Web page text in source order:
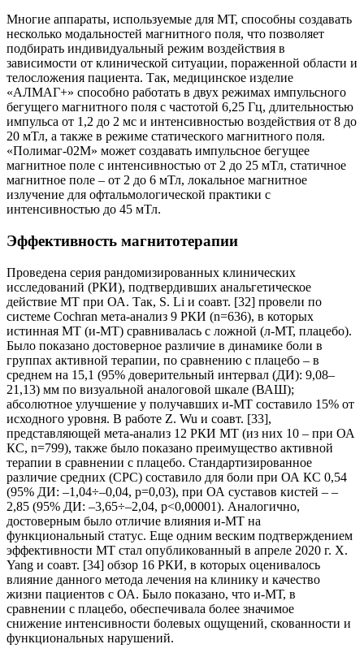
Многие аппараты, используемые для МТ, способны создавать
несколько модальностей магнитного поля, что позволяет
подбирать индивидуальный режим воздействия в
зависимости от клинической ситуации, пораженной области и
телосложения пациента. Так, медицинское изделие
«АЛМАГ+» способно работать в двух режимах импульсного
бегущего магнитного поля с частотой 6,25 Гц, длительностью
импульса от 1,2 до 2 мс и интенсивностью воздействия от 8 до
20 мТл, а также в режиме статического магнитного поля.
«Полимаг-02М» может создавать импульсное бегущее
магнитное поле с интенсивностью от 2 до 25 мТл, статичное
магнитное поле – от 2 до 6 мТл, локальное магнитное
излучение для офтальмологической практики с
интенсивностью до 45 мТл.
Эффективность магнитотерапии
Проведена серия рандомизированных клинических
исследований (РКИ), подтвердивших анальгетическое
действие МТ при ОА. Так, S. Li и соавт. [32] провели по
системе Cochran мета-анализ 9 РКИ (n=636), в которых
истинная МТ (и-МТ) сравнивалась с ложной (л-МТ, плацебо).
Было показано достоверное различие в динамике боли в
группах активной терапии, по сравнению с плацебо – в
среднем на 15,1 (95% доверительный интервал (ДИ): 9,08–
21,13) мм по визуальной аналоговой шкале (ВАШ);
абсолютное улучшение у получавших и-МТ составило 15% от
исходного уровня. В работе Z. Wu и соавт. [33],
представляющей мета-анализ 12 РКИ МТ (из них 10 – при ОА
КС, n=799), также было показано преимущество активной
терапии в сравнении с плацебо. Стандартизированное
различие средних (СРС) составило для боли при ОА КС 0,54
(95% ДИ: –1,04÷–0,04, p=0,03), при ОА суставов кистей – –
2,85 (95% ДИ: –3,65÷–2,04, p<0,00001). Аналогично,
достоверным было отличие влияния и-МТ на
функциональный статус. Еще одним веским подтверждением
эффективности МТ стал опубликованный в апреле 2020 г. Х.
Yang и соавт. [34] обзор 16 РКИ, в которых оценивалось
влияние данного метода лечения на клинику и качество
жизни пациентов с ОА. Было показано, что и-МТ, в
сравнении с плацебо, обеспечивала более значимое
снижение интенсивности болевых ощущений, скованности и
функциональных нарушений.